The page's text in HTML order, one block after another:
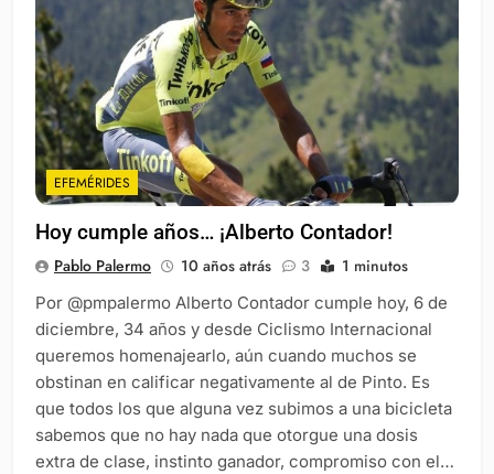
EFEMÉRIDES
Hoy cumple años… ¡Alberto Contador!
Pablo Palermo 10 años atrás 3 1 minutos
Por @pmpalermo Alberto Contador cumple hoy, 6 de
diciembre, 34 años y desde Ciclismo Internacional
queremos homenajearlo, aún cuando muchos se
obstinan en calificar negativamente al de Pinto. Es
que todos los que alguna vez subimos a una bicicleta
sabemos que no hay nada que otorgue una dosis
extra de clase, instinto ganador, compromiso con el…